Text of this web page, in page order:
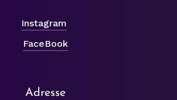
Instagram
FaceBook
Adresse